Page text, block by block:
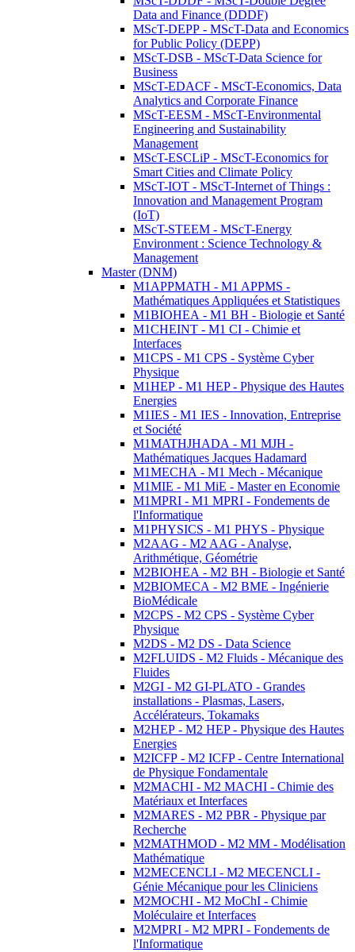
Data and Finance (DDDF)
MScT-DEPP - MScT-Data and Economics
for Public Policy (DEPP)
MScT-DSB - MScT-Data Science for
Business
MScT-EDACF - MScT-Economics, Data
Analytics and Corporate Finance
MScT-EESM - MScT-Environmental
Engineering and Sustainability
Management
MScT-ESCLiP - MScT-Economics for
Smart Cities and Climate Policy
MScT-IOT - MScT-Internet of Things :
Innovation and Management Program
(IoT)
MScT-STEEM - MScT-Energy
Environment : Science Technology &
Management
Master (DNM)
M1APPMATH - M1 APPMS -
Mathématiques Appliquées et Statistiques
M1BIOHEA - M1 BH - Biologie et Santé
M1CHEINT - M1 CI - Chimie et
Interfaces
M1CPS - M1 CPS - Système Cyber
Physique
M1HEP - M1 HEP - Physique des Hautes
Energies
M1IES - M1 IES - Innovation, Entreprise
et Société
M1MATHJHADA - M1 MJH -
Mathématiques Jacques Hadamard
M1MECHA - M1 Mech - Mécanique
M1MIE - M1 MiE - Master en Economie
M1MPRI - M1 MPRI - Fondements de
l'Informatique
M1PHYSICS - M1 PHYS - Physique
M2AAG - M2 AAG - Analyse,
Arithmétique, Géométrie
M2BIOHEA - M2 BH - Biologie et Santé
M2BIOMECA - M2 BME - Ingénierie
BioMédicale
M2CPS - M2 CPS - Système Cyber
Physique
M2DS - M2 DS - Data Science
M2FLUIDS - M2 Fluids - Mécanique des
Fluides
M2GI - M2 GI-PLATO - Grandes
installations - Plasmas, Lasers,
Accélérateurs, Tokamaks
M2HEP - M2 HEP - Physique des Hautes
Energies
M2ICFP - M2 ICFP - Centre International
de Physique Fondamentale
M2MACHI - M2 MACHI - Chimie des
Matériaux et Interfaces
M2MARES - M2 PBR - Physique par
Recherche
M2MATHMOD - M2 MM - Modélisation
Mathématique
M2MECENCLI - M2 MECENCLI -
Génie Mécanique pour les Cliniciens
M2MOCHI - M2 MoChI - Chimie
Moléculaire et Interfaces
M2MPRI - M2 MPRI - Fondements de
l'Informatique